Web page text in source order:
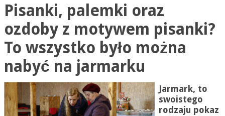
Pisanki, palemki oraz
ozdoby z motywem pisanki?
To wszystko było można
nabyć na jarmarku
Jarmark, to
swoistego
rodzaju pokaz